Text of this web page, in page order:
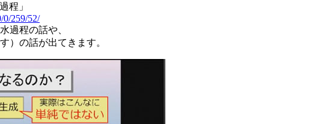
程」
0/259/52/
過程の話や、
）の話が出てきます。